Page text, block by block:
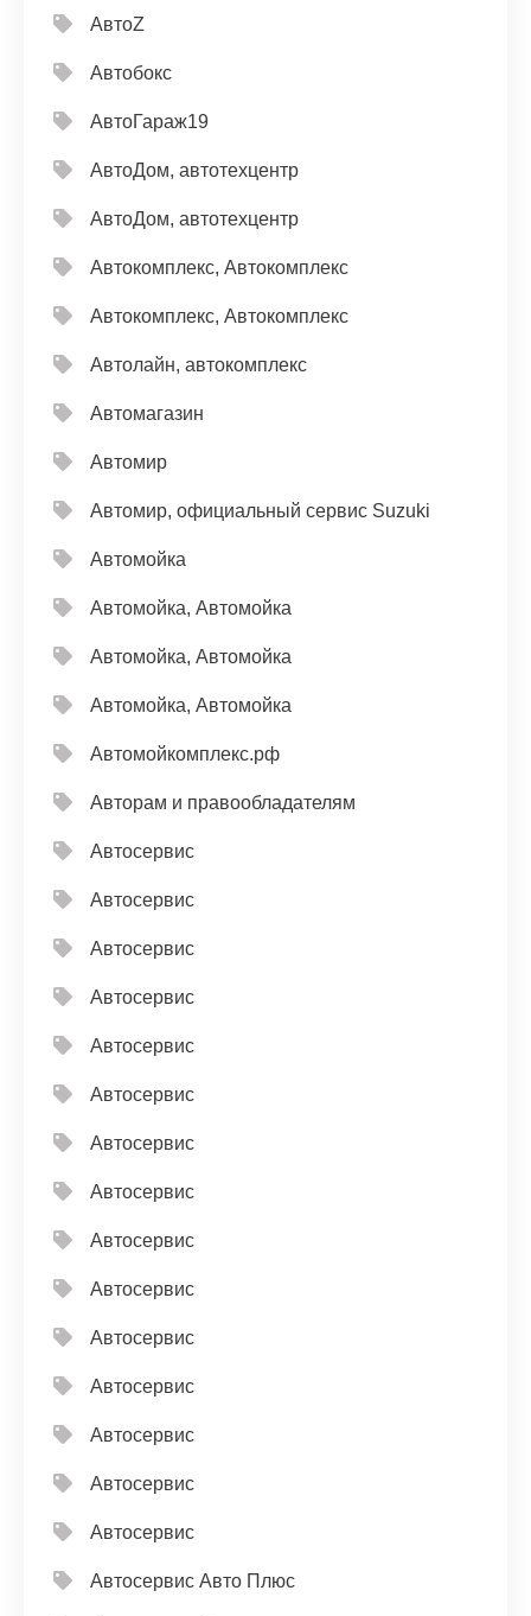
АвтоZ
Автобокс
АвтоГараж19
АвтоДом, автотехцентр
АвтоДом, автотехцентр
Автокомплекс, Автокомплекс
Автокомплекс, Автокомплекс
Автолайн, автокомплекс
Автомагазин
Автомир
Автомир, официальный сервис Suzuki
Автомойка
Автомойка, Автомойка
Автомойка, Автомойка
Автомойка, Автомойка
Автомойкомплекс.рф
Авторам и правообладателям
Автосервис
Автосервис
Автосервис
Автосервис
Автосервис
Автосервис
Автосервис
Автосервис
Автосервис
Автосервис
Автосервис
Автосервис
Автосервис
Автосервис
Автосервис
Автосервис Авто Плюс